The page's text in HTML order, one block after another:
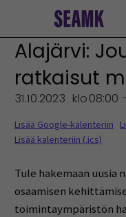
Alajärvi:
ratkaisut
31.10.2023 klo08:00
Lisää Google-kalenteriin
Lisää kalenteriin (.ics)
Tule hakemaan uusia
osaamisen
toimintaympäristön